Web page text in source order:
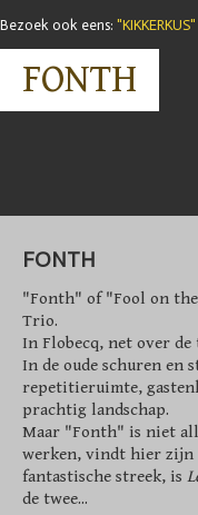
Bezoek ook eens:
FONTH
FONTH
"Fonth" of "Fool on
Trio.
In Flobecq, net over
In de oude schuren en
repetitieruimte,
prachtig landschap.
Maar "Fonth" is niet
werken, vindt hier zijn
fantastische streek, is
de twee...